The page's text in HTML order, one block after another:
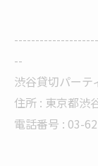
--
渋谷貸切パーテ
住所 : 東京都渋
電話番号 : 03-